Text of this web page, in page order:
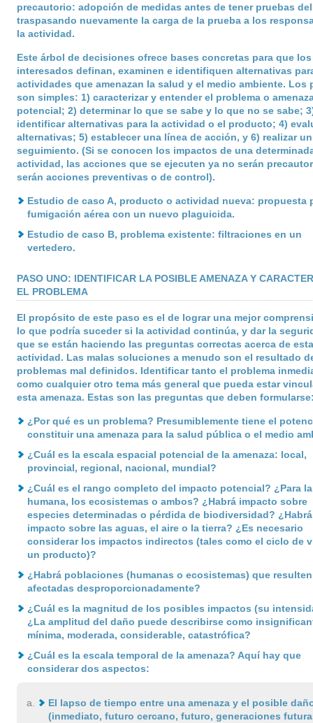
precautorio: adopción de medidas antes de tener pruebas
traspasando nuevamente la carga de la prueba a los
la actividad.
Este árbol de decisiones ofrece bases concretas para que los
interesados definan, examinen e identifiquen alternativas
actividades que amenazan la salud y el medio ambiente. Los
son simples: 1) caracterizar y entender el problema o
potencial; 2) determinar lo que se sabe y lo que no se sabe;
identificar alternativas para la actividad o el producto; 4)
alternativas; 5) establecer una línea de acción, y 6) realizar un
seguimiento. (Si se conocen los impactos de una
actividad, las acciones que se ejecuten ya no serán
serán acciones preventivas o de control).
Estudio de caso A, producto o actividad nueva: propuesta
fumigación aérea con un nuevo plaguicida.
Estudio de caso B, problema existente: filtraciones en un
vertedero.
PASO UNO: IDENTIFICAR LA POSIBLE AMENAZA Y
EL PROBLEMA
El propósito de este paso es el de lograr una mejor
lo que podría suceder si la actividad continúa, y dar la
que se están haciendo las preguntas correctas acerca de esta
actividad. Las malas soluciones a menudo son el resultado
problemas mal definidos. Identificar tanto el problema
como cualquier otro tema más general que pueda estar
esta amenaza. Estas son las preguntas que deben
¿Por qué es un problema? Presumiblemente tiene el
constituir una amenaza para la salud pública o el medio
¿Cuál es la escala espacial potencial de la amenaza: local,
provincial, regional, nacional, mundial?
¿Cuál es el rango completo del impacto potencial? ¿Para
humana, los ecosistemas o ambos? ¿Habrá impacto sobre
especies determinadas o pérdida de biodiversidad? ¿Habrá
impacto sobre las aguas, el aire o la tierra? ¿Es necesario
considerar los impactos indirectos (tales como el ciclo de
un producto)?
¿Habrá poblaciones (humanas o ecosistemas) que resulten
afectadas desproporcionadamente?
¿Cuál es la magnitud de los posibles impactos (su
¿La amplitud del daño puede describirse como
mínima, moderada, considerable, catastrófica?
¿Cuál es la escala temporal de la amenaza? Aquí hay que
considerar dos aspectos:
El lapso de tiempo entre una amenaza y el posible
(inmediato, futuro cercano, futuro, generaciones